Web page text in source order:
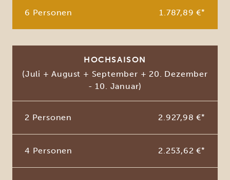
6 Personen 1.787,89 €*
HOCHSAISON
(Juli + August + September + 20. Dezember
- 10. Januar)
2 Personen 2.927,98 €*
4 Personen 2.253,62 €*